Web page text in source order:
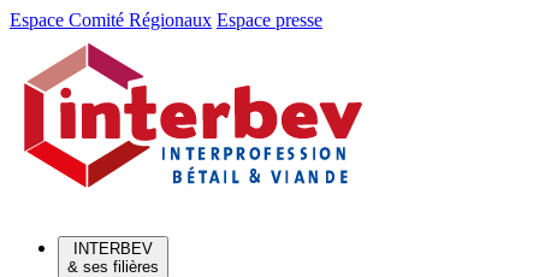
Aller
Aller
contenu
Espace Comité Régionaux Espace presse
INTERBEV
& ses filières